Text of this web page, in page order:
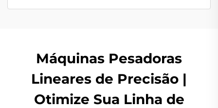
Máquinas Pesadoras
Lineares de Precisão |
Otimize Sua Linha de